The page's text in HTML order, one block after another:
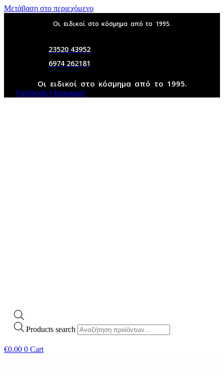
Μετάβαση στο περιεχόμενο
Οι ειδικοί στο κόσμημα από το 1995.
23520 43952
6974 262181
Οι ειδικοί στο κόσμημα από το 1995.
Facebook-f Instagram
Products search
€0.00 0 Cart